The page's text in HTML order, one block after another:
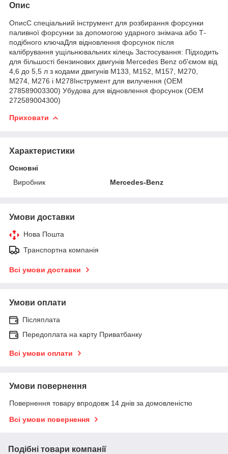
Опис
ОписС спеціальний інструмент для розбирання форсунки
паливної форсунки за допомогою ударного знімача або Т-
подібного ключаДля відновлення форсунок після
калібрування ущільнювальних кілець Застосування: Підходить
для більшості бензинових двигунів Mercedes Benz об'ємом від
4,6 до 5,5 л з кодами двигунів M133, M152, M157, M270,
M274, M276 і M278Інструмент для вилучення (OEM
278589003300) Убудова для відновлення форсунок (OEM
272589004300)
Приховати
Характеристики
Основні
Виробник
Mercedes-Benz
Умови доставки
Нова Пошта
Транспортна компанія
Всі умови доставки
Умови оплати
Післяплата
Передоплата на карту Приватбанку
Всі умови оплати
Умови повернення
Повернення товару впродовж 14 днів за домовленістю
Всі умови повернення
Подібні товари компанії